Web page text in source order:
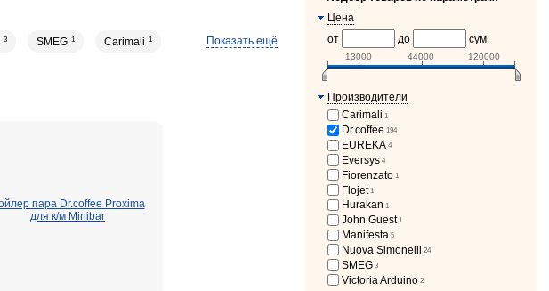
Показать ещё
3 SMEG 1 Carimali 1
Цена
от
до сум.
13000 44000 120000
Производители
Carimali 1
Dr.coffee 194
EUREKA 4
Eversys 4
Fiorenzato 1
Flojet 1
Hurakan 1
John Guest 1
Manifesta 5
Nuova Simonelli 24
SMEG 3
Victoria Arduino 2